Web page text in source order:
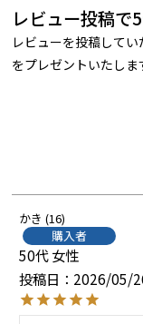
レビュー投稿で
レビューを投稿して
をプレゼントいたしま
かき 16
購入者
50代女性
投稿日
2026/05/